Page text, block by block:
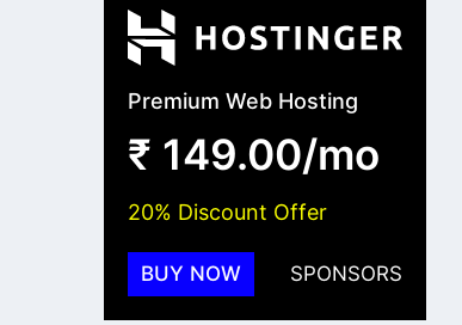
Premium Web Hosting
₹ 149.00/mo
20% Discount Offer
BUY NOW SPONSORS